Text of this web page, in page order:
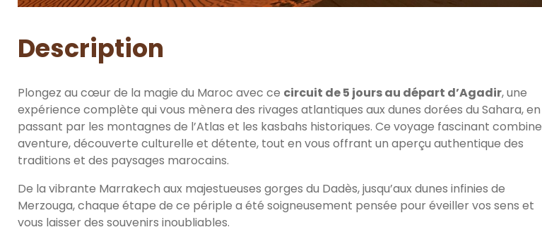
Description
Plongez au cœur de la magie du Maroc avec ce circuit de 5 jours au départ d’Agadir, une
expérience complète qui vous mènera des rivages atlantiques aux dunes dorées du Sahara, en
passant par les montagnes de l’Atlas et les kasbahs historiques. Ce voyage fascinant combine
aventure, découverte culturelle et détente, tout en vous offrant un aperçu authentique des
traditions et des paysages marocains.
De la vibrante Marrakech aux majestueuses gorges du Dadès, jusqu’aux dunes infinies de
Merzouga, chaque étape de ce périple a été soigneusement pensée pour éveiller vos sens et
vous laisser des souvenirs inoubliables.